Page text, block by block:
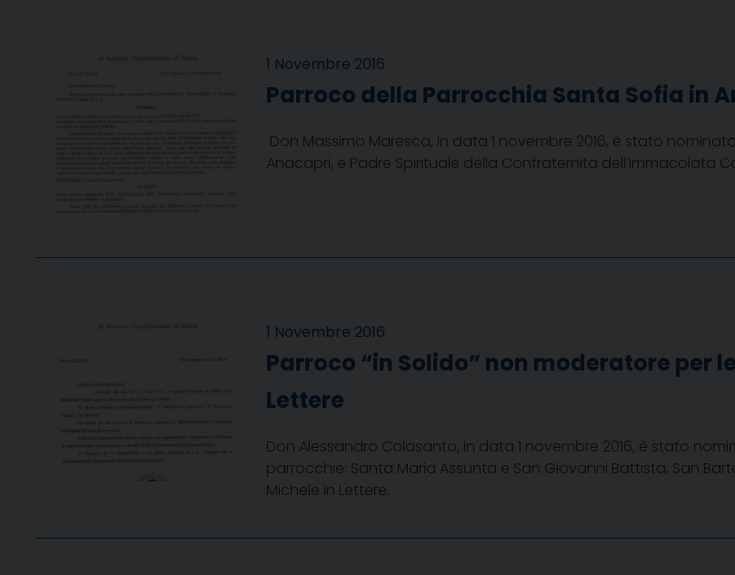
1 Novembre 2016
Parroco della Parrocchia Santa Sofia in
Don Massimo Maresca, in data 1 novembre 2016, è stato
Anacapri, e Padre Spirituale della Confraternita dell’Immacolata
1 Novembre 2016
Parroco “in Solido” non moderatore per
Lettere
Don Alessandro Colasanto, in data 1 novembre 2016, è stato
parrocchie: Santa Maria Assunta e San Giovanni Battista, San
Michele in Lettere.